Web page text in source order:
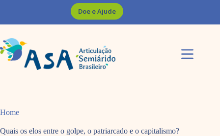
Doe e Ajude
Home
Quais os elos entre o golpe, o patriarcado e o capitalismo?